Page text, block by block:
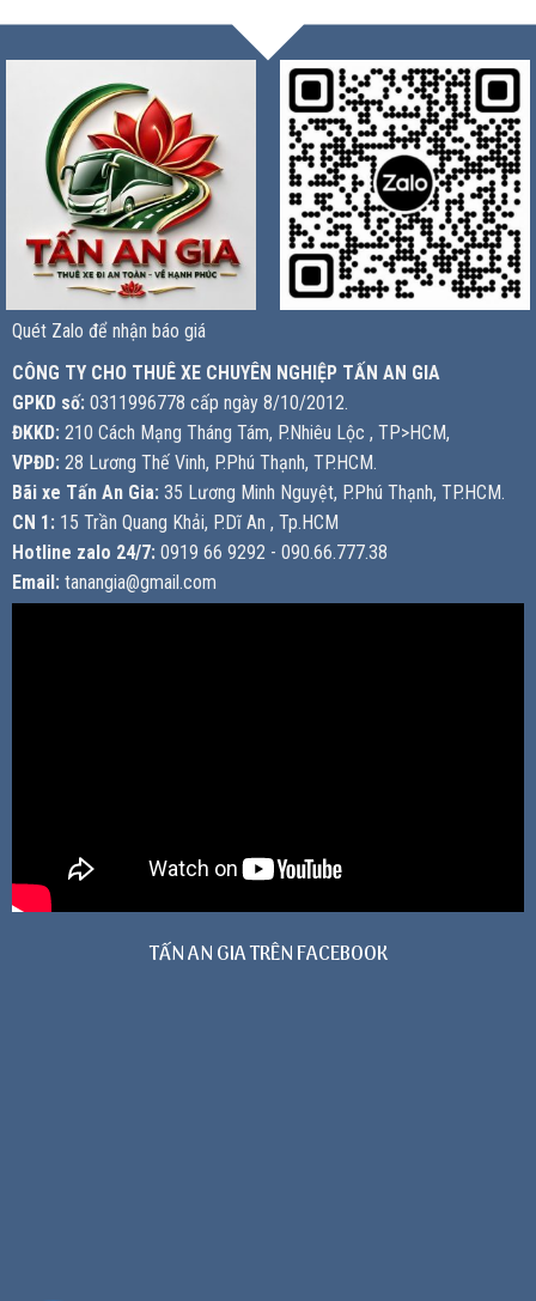
Quét Zalo để nhận báo giá
CÔNG TY CHO THUÊ XE CHUYÊN NGHIỆP TẤN AN GIA
GPKD số: 0311996778 cấp ngày 8/10/2012.
ĐKKD: 210 Cách Mạng Tháng Tám, P.Nhiêu Lộc , TP>HCM,
VPĐD: 28 Lương Thế Vinh, P.Phú Thạnh, TP.HCM.
Bãi xe Tấn An Gia: 35 Lương Minh Nguyệt, P.Phú Thạnh, TP.HCM.
CN 1: 15 Trần Quang Khải, P.Dĩ An , Tp.HCM
Hotline zalo 24/7: 0919 66 9292 - 090.66.777.38
Email: tanangia@gmail.com
TẤN AN GIA TRÊN FACEBOOK